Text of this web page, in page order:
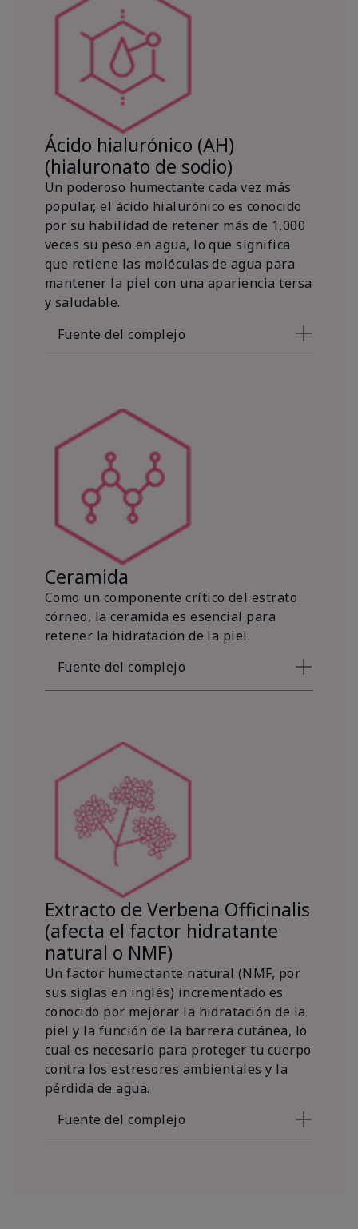
Ácido hialurónico (AH)
(hialuronato de sodio)
Un poderoso humectante cada vez más
popular, el ácido hialurónico es conocido
por su habilidad de retener más de 1,000
veces su peso en agua, lo que significa
que retiene las moléculas de agua para
mantener la piel con una apariencia tersa
y saludable.
Fuente del complejo
Ceramida
Como un componente crítico del estrato
córneo, la ceramida es esencial para
retener la hidratación de la piel.
Fuente del complejo
Extracto de Verbena Officinalis
(afecta el factor hidratante
natural o NMF)
Un factor humectante natural (NMF, por
sus siglas en inglés) incrementado es
conocido por mejorar la hidratación de la
piel y la función de la barrera cutánea, lo
cual es necesario para proteger tu cuerpo
contra los estresores ambientales y la
pérdida de agua.
Fuente del complejo